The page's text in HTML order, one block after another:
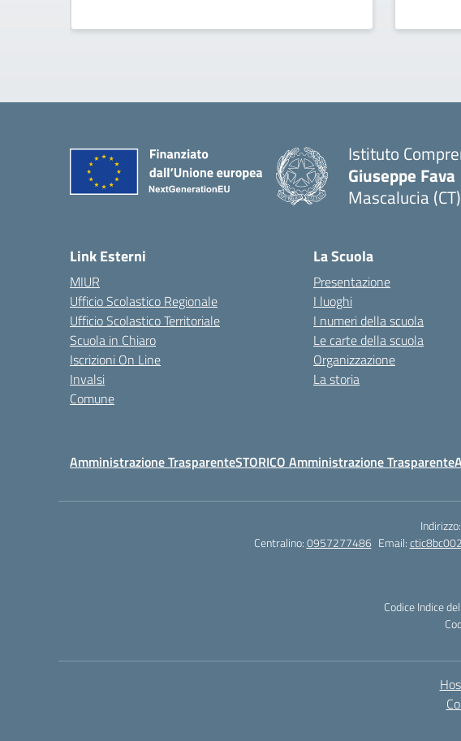
Istituto
Giuseppe Fava
Mascalucia (CT)
Link Esterni
MIUR
Ufficio Scolastico Regionale
Ufficio Scolastico Territoriale
Scuola in Chiaro
Iscrizioni On Line
Invalsi
Comune
La Scuola
Presentazione
I luoghi
I numeri della scuola
Le carte della scuola
Organizzazione
La storia
Amministrazione TrasparenteSTORICO Amministrazione Trasparente
Indirizzo:
Centralino:0957277486 Email:
Codice Indice